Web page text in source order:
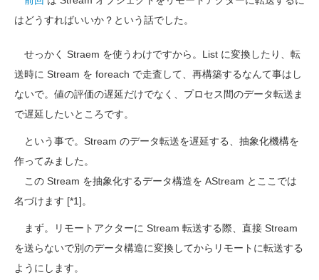
はどうすればいいか？という話でした。
せっかく Straem を使うわけですから。List に変換したり、転
送時に Stream を foreach で走査して、再構築するなんて事はし
ないで。値の評価の遅延だけでなく、プロセス間のデータ転送ま
で遅延したいところです。
という事で。Stream のデータ転送を遅延する、抽象化機構を
作ってみました。
この Stream を抽象化するデータ構造を AStream とここでは
名づけます [*1]。
まず。リモートアクターに Stream 転送する際、直接 Stream
を送らないで別のデータ構造に変換してからリモートに転送する
ようにします。